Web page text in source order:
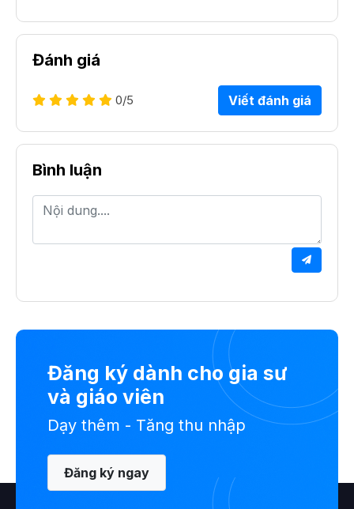
Đánh giá
0/5 Viết đánh giá
Bình luận
Đăng ký dành cho gia sư
và giáo viên
Dạy thêm - Tăng thu nhập
Đăng ký ngay